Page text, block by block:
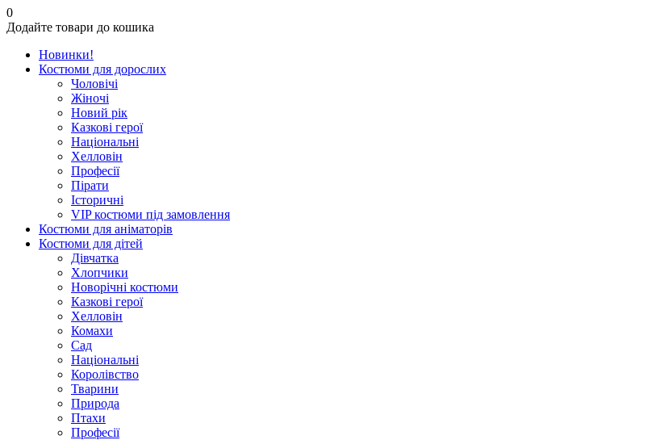
0
Додайте товари до кошика
Новинки!
Костюми для дорослих
Чоловічі
Жіночі
Новий рік
Казкові герої
Національні
Хелловін
Професії
Пірати
Історичні
VIP костюми під замовлення
Костюми для аніматорів
Костюми для дітей
Дівчатка
Хлопчики
Новорічні костюми
Казкові герої
Хелловін
Комахи
Сад
Національні
Королівство
Тварини
Природа
Птахи
Професії